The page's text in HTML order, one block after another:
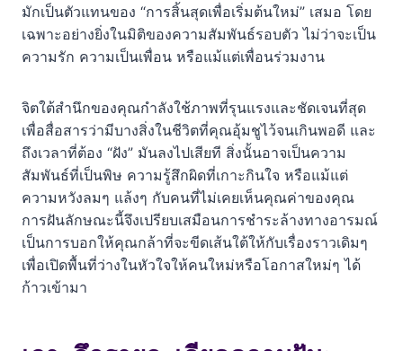
4. ฝันว่าบริจาคโรงศพ: การให้ที่สูญเปล่า
5. ฝันเห็นโรงศพจำนวนมาก: ความวุ่นวายจากคนหมู่มาก
ข้อควรระวังเรื่องการสื่อสาร
มุมมองความเชื่อโบราณและจิตวิทยาเชิงลึก
วิธีรับมือและปรับพลังงานหลังตื่นนอน
สรุปคำทำนายฝัน
ตัวเลขนำโชค
คำถามที่พบบ่อย
มักเป็นตัวแทนของ “การสิ้นสุดเพื่อเริ่มต้นใหม่” เสมอ โดย
เฉพาะอย่างยิ่งในมิติของความสัมพันธ์รอบตัว ไม่ว่าจะเป็น
ความรัก ความเป็นเพื่อน หรือแม้แต่เพื่อนร่วมงาน
จิตใต้สำนึกของคุณกำลังใช้ภาพที่รุนแรงและชัดเจนที่สุด
เพื่อสื่อสารว่ามีบางสิ่งในชีวิตที่คุณอุ้มชูไว้จนเกินพอดี และ
ถึงเวลาที่ต้อง “ฝัง” มันลงไปเสียที สิ่งนั้นอาจเป็นความ
สัมพันธ์ที่เป็นพิษ ความรู้สึกผิดที่เกาะกินใจ หรือแม้แต่
ความหวังลมๆ แล้งๆ กับคนที่ไม่เคยเห็นคุณค่าของคุณ
การฝันลักษณะนี้จึงเปรียบเสมือนการชำระล้างทางอารมณ์
เป็นการบอกให้คุณกล้าที่จะขีดเส้นใต้ให้กับเรื่องราวเดิมๆ
เพื่อเปิดพื้นที่ว่างในหัวใจให้คนใหม่หรือโอกาสใหม่ๆ ได้
ก้าวเข้ามา